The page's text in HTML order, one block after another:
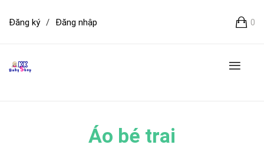
0
Đăng ký / Đăng nhập
Áo bé trai